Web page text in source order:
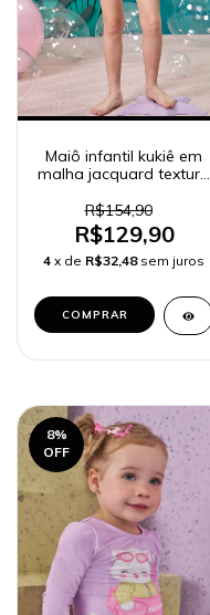
Maiô infantil kukiê em
malha jacquard textura
83577
R$154,90
R$129,90
4 x de R$32,48 sem juros
COMPRAR
8%
OFF